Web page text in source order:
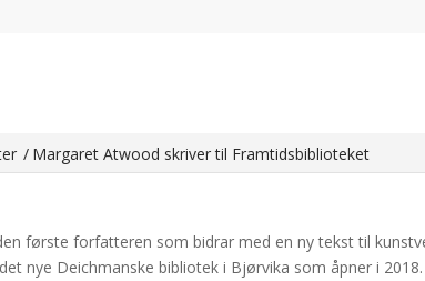
/ Margaret Atwood skriver til Framtidsbiblioteket
skriver til
første forfatteren som bidrar med en ny tekst til
i 2018. Margaret Atwood and Katie Paterson (Foto
første forfatteren som bidrar med en ny tekst til
nye Deichmanske bibliotek i Bjørvika som åpner i 2018.